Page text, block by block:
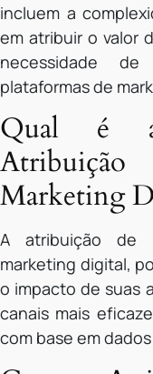
incluem a
em atribuir o valor
necessidade
plataformas de
Qual é
Marketing
A atribuição de
marketing digital,
o impacto de suas
canais mais
com base em